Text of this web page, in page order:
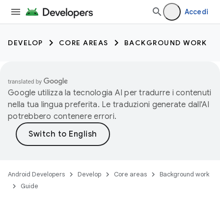
Accedi
DEVELOP CORE AREAS BACKGROUND WORK
Google utilizza la tecnologia AI per tradurre i contenuti
nella tua lingua preferita. Le traduzioni generate dall'AI
potrebbero contenere errori.
Android Developers Develop Core areas
Background work
Guide